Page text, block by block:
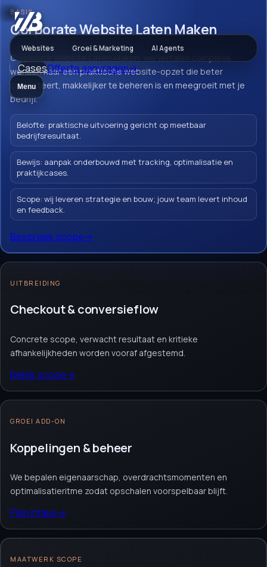
Websites Groei & Marketing AI Agents
CasesOfferte aanvragen→
Menu Corporate
Website Laten
Maken
Corporate Website Laten Maken: we
vertalen complexe wensen naar een
praktische website-opzet die beter
meegroeit met je bedrijf.
Website laten maken
Offerte aanvragen→Neem contact op
BASIS
Corporate Website Laten Maken
Corporate Website Laten Maken: we vertalen complexe
wensen naar een praktische website-opzet die beter
converteert, makkelijker te beheren is en meegroeit met je
bedrijf.
Belofte: praktische uitvoering gericht op meetbaar
bedrijfsresultaat.
Bewijs: aanpak onderbouwd met tracking, optimalisatie en
praktijkcases.
Scope: wij leveren strategie en bouw; jouw team levert inhoud
en feedback.
Bespreek scope→
UITBREIDING
Checkout & conversieflow
Concrete scope, verwacht resultaat en kritieke
afhankelijkheden worden vooraf afgestemd.
Bekijk scope→
GROEI ADD-ON
Koppelingen & beheer
We bepalen eigenaarschap, overdrachtsmomenten en
optimalisatieritme zodat opschalen voorspelbaar blijft.
Plan intake→
MAATWERK SCOPE